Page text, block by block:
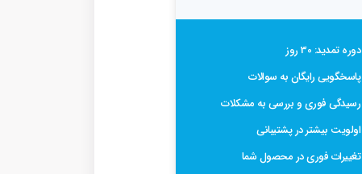
دوره تمدید: 30 روز
پاسخگویی رایگان به سوالات
رسیدگی فوری و بررسی به مشکلات
اولویت بیشتر در پشتیبانی
تغییرات فوری در محصول شما